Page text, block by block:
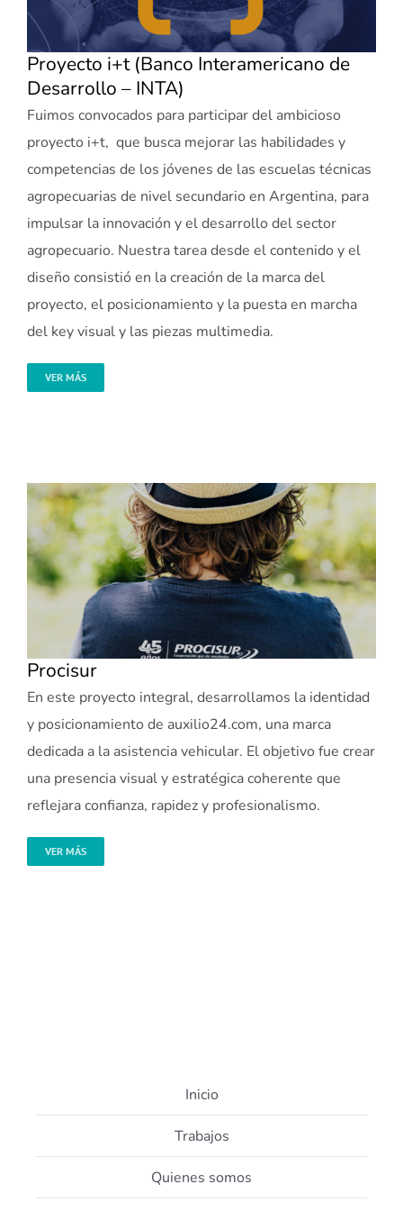
Proyecto i+t (Banco Interamericano de
Desarrollo – INTA)
Fuimos convocados para participar del ambicioso
proyecto i+t, que busca mejorar las habilidades y
competencias de los jóvenes de las escuelas técnicas
agropecuarias de nivel secundario en Argentina, para
impulsar la innovación y el desarrollo del sector
agropecuario. Nuestra tarea desde el contenido y el
diseño consistió en la creación de la marca del
proyecto, el posicionamiento y la puesta en marcha
del key visual y las piezas multimedia.
VER MÁS
Procisur
En este proyecto integral, desarrollamos la identidad
y posicionamiento de auxilio24.com, una marca
dedicada a la asistencia vehicular. El objetivo fue crear
una presencia visual y estratégica coherente que
reflejara confianza, rapidez y profesionalismo.
VER MÁS
Inicio
Trabajos
Quienes somos